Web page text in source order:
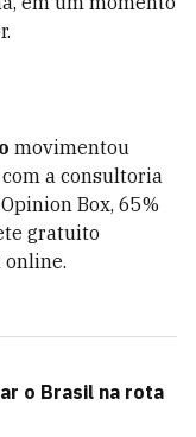
movimentou
a consultoria
Box, 65%
gratuito
o Brasil na rota